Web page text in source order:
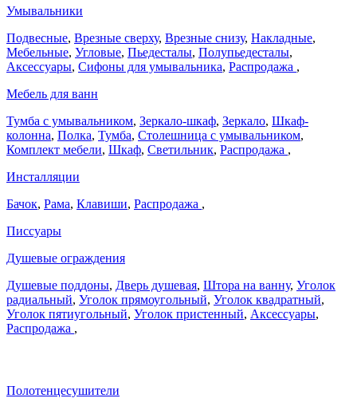
Умывальники
Подвесные, Врезные сверху, Врезные снизу, Накладные,
Мебельные, Угловые, Пьедесталы, Полупьедесталы,
Аксессуары, Сифоны для умывальника, Распродажа ,
Мебель для ванн
Тумба с умывальником, Зеркало-шкаф, Зеркало, Шкаф-
колонна, Полка, Тумба, Столешница с умывальником,
Комплект мебели, Шкаф, Светильник, Распродажа ,
Инсталляции
Бачок, Рама, Клавиши, Распродажа ,
Писсуары
Душевые ограждения
Душевые поддоны, Дверь душевая, Штора на ванну, Уголок
радиальный, Уголок прямоугольный, Уголок квадратный,
Уголок пятиугольный, Уголок пристенный, Аксессуары,
Распродажа ,
Полотенцесушители